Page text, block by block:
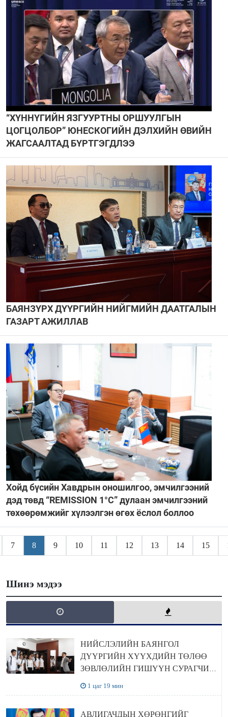
“ХҮННҮГИЙН ЯЗГУУРТНЫ ОРШУУЛГЫН
ЦОГЦОЛБОР” ЮНЕСКОГИЙН ДЭЛХИЙН ӨВИЙН
ЖАГСААЛТАД БҮРТГЭГДЛЭЭ
БАЯНЗҮРХ ДҮҮРГИЙН НИЙГМИЙН ДААТГАЛЫН
ГАЗАРТ АЖИЛЛАВ
Хойд бүсийн Хавдрын оношилгоо, эмчилгээний
дэд төвд “REMISSION 1°C” дулаан эмчилгээний
төхөөрөмжийг хүлээлгэн өгөх ёслол боллоо
7 8 9 10 11 12 13 14 15
Шинэ мэдээ
НИЙСЛЭЛИЙН БАЯНГОЛ
ДҮҮРГИЙН ХҮҮХДИЙН ТӨЛӨӨ
ЗӨВЛӨЛИЙН ГИШҮҮН СУРАГЧИД
1 цаг 19 мин
АВЛИГАЧДЫН ХӨРӨНГИЙГ